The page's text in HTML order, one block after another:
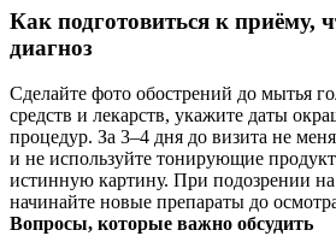
Как подготовиться к приёму,
диагноз
Сделайте фото обострений до мытья
средств и лекарств, укажите даты
процедур. За 3–4 дня до визита не
и не используйте тонирующие
истинную картину. При подозрении
начинайте новые препараты до
Вопросы, которые важно обсудить